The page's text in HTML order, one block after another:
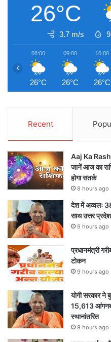
26°C
3.7 m/s
08:00
26°C
09:00
26°C
10:00
26°C
‹
Recent
Aaj Ka
जानें आज का
होगा सतर्क
8 hours ago
देश में अव्वलः
साथ उत्तर प्रदेश
9 hours ago
प्रधानमंत्री
टोकन
9 hours ago
योगी सरकार ने
15,613
स्थानांतरित
9 hours ago